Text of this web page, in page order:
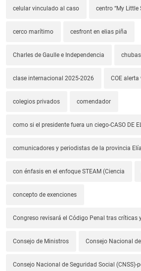
celular vinculado al caso centro “My Little
cerco marítimo cesfront en elias piña
Charles de Gaulle e Independencia
clase internacional 2025-2026 COE alerta
colegios privados comendador
como si el presidente fuera un ciego-CASO DE
comunicadores y periodistas de la provincia
con énfasis en el enfoque STEAM (Ciencia
concepto de exenciones
Congreso revisará el Código Penal tras
Consejo de Ministros Consejo Nacional
Consejo Nacional de Seguridad Social